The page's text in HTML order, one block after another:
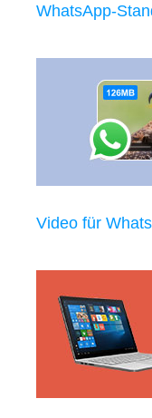
WhatsApp-
Video für